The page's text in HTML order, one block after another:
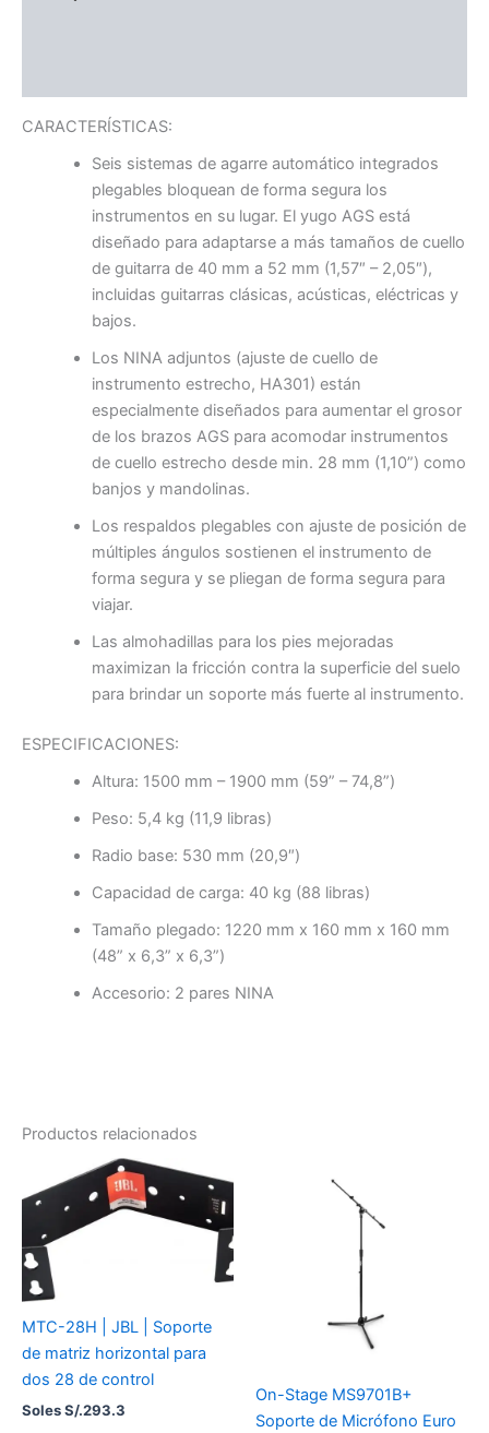
CARACTERÍSTICAS:
Seis sistemas de agarre automático integrados
plegables bloquean de forma segura los
instrumentos en su lugar. El yugo AGS está
diseñado para adaptarse a más tamaños de cuello
de guitarra de 40 mm a 52 mm (1,57″ – 2,05″),
incluidas guitarras clásicas, acústicas, eléctricas y
bajos.
Los NINA adjuntos (ajuste de cuello de
instrumento estrecho, HA301) están
especialmente diseñados para aumentar el grosor
de los brazos AGS para acomodar instrumentos
de cuello estrecho desde min. 28 mm (1,10”) como
banjos y mandolinas.
Los respaldos plegables con ajuste de posición de
múltiples ángulos sostienen el instrumento de
forma segura y se pliegan de forma segura para
viajar.
Las almohadillas para los pies mejoradas
maximizan la fricción contra la superficie del suelo
para brindar un soporte más fuerte al instrumento.
ESPECIFICACIONES:
Altura: 1500 mm – 1900 mm (59” – 74,8”)
Peso: 5,4 kg (11,9 libras)
Radio base: 530 mm (20,9″)
Capacidad de carga: 40 kg (88 libras)
Tamaño plegado: 1220 mm x 160 mm x 160 mm
(48” x 6,3” x 6,3”)
Accesorio: 2 pares NINA
Productos relacionados
MTC-28H | JBL | Soporte
de matriz horizontal para
dos 28 de control
Soles S/.293.3
On-Stage MS9701B+
Soporte de Micrófono Euro